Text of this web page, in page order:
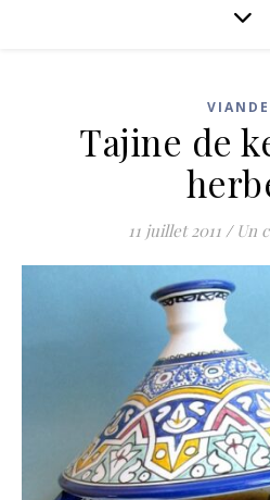
Tajine de
11 juillet 2011 / Un